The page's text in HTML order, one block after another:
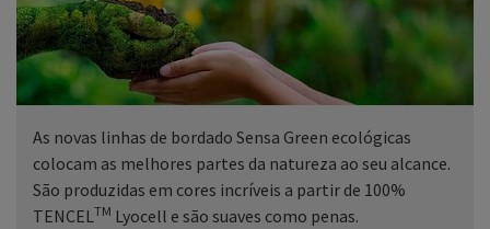
As novas linhas de bordado Sensa Green ecológicas
colocam as melhores partes da natureza ao seu alcance.
São produzidas em cores incríveis a partir de 100%
TENCELTM Lyocell e são suaves como penas.